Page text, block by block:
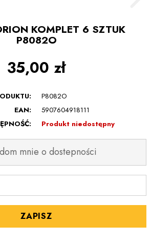
KOMPLET 6 SZTUK
P8082O
35,00 zł
P8082O
EAN:
5907604918111
Produkt niedostępny
mnie o dostepności
ZAPISZ